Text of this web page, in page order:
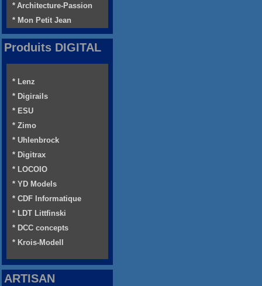
* Architecture-Passion
* Mon Petit Jean
Produits DIGITAL
* Lenz
* Digirails
* ESU
* Zimo
* Uhlenbrock
* Digitrax
* LOCOIO
* YD Models
* CDF Informatique
* LDT Littfinski
* DCC concepts
* Krois-Modell
ARTISAN